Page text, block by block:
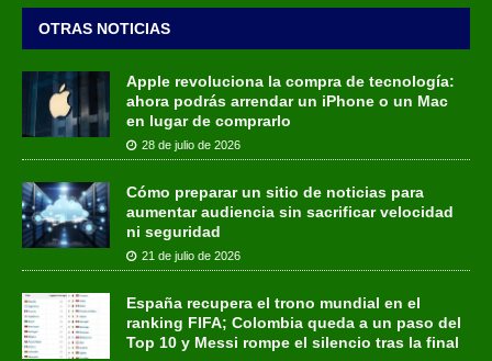
OTRAS NOTICIAS
Apple revoluciona la compra de tecnología:
ahora podrás arrendar un iPhone o un Mac
en lugar de comprarlo
28 de julio de 2026
Cómo preparar un sitio de noticias para
aumentar audiencia sin sacrificar velocidad
ni seguridad
21 de julio de 2026
España recupera el trono mundial en el
ranking FIFA; Colombia queda a un paso del
Top 10 y Messi rompe el silencio tras la final